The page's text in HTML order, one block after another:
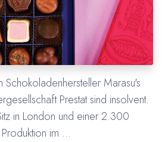
Schokoladenhersteller Marasu's
Prestat sind insolvent.
in London und einer 2.300
im ...